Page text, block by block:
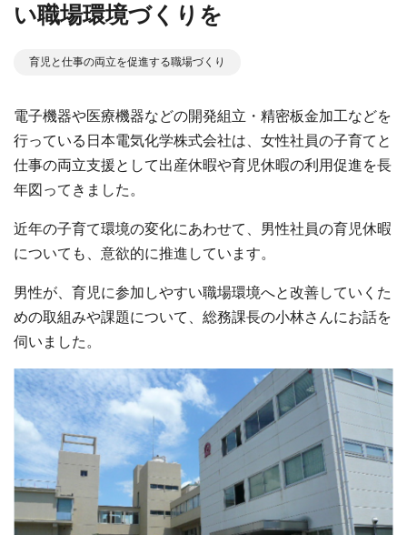
い職場環境づくりを
育児と仕事の両立を促進する職場づくり
電⼦機器や医療機器などの開発組⽴・精密板⾦加⼯などを
⾏っている⽇本電気化学株式会社は、⼥性社員の⼦育てと
仕事の両⽴⽀援として出産休暇や育児休暇の利⽤促進を⻑
年図ってきました。
近年の⼦育て環境の変化にあわせて、男性社員の育児休暇
についても、意欲的に推進しています。
男性が、育児に参加しやすい職場環境へと改善していくた
めの取組みや課題について、総務課長の小林さんにお話を
伺いました。